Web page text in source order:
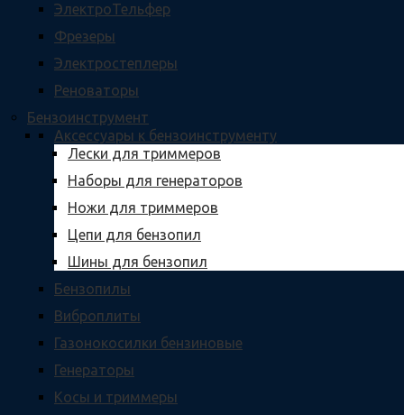
ЭлектроТельфер
Фрезеры
Электростеплеры
Реноваторы
Бензоинструмент
Аксессуары к бензоинструменту
Лески для триммеров
Наборы для генераторов
Ножи для триммеров
Цепи для бензопил
Шины для бензопил
Бензопилы
Виброплиты
Газонокосилки бензиновые
Генераторы
Косы и триммеры